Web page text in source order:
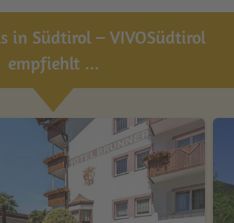
in Südtirol – VIVOSüdtirol
empfiehlt ...